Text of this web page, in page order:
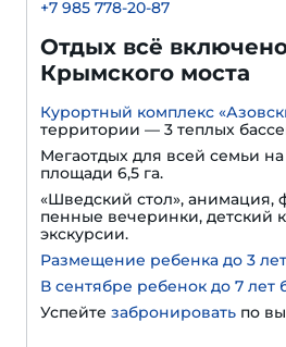
+7 985 778-20-87
Отдых всё
Крымского моста
Курортный комплекс
территории — 3 теплых
Мегаотдых для всей семьи
площади 6,5 га.
«Шведский стол», анимация,
пенные вечеринки, детский
экскурсии.
Размещение ребенка до 3
В сентябре ребенок до 7 лет
Успейте забронировать по